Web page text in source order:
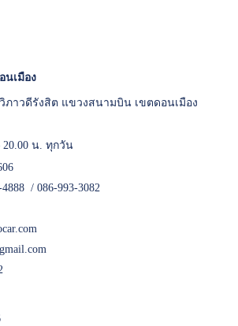
นเมือง
ภาวดีรังสิต แขวงสนามบิน เขตดอนเมือง
20.00 น. ทุกวัน
/ 086-993-3082